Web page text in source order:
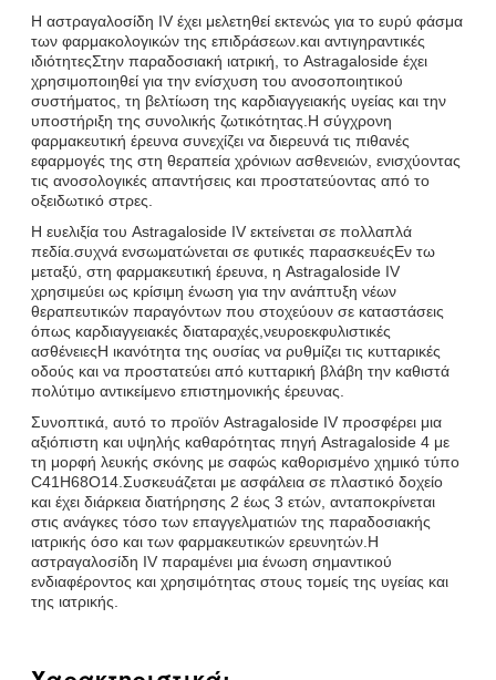
Η αστραγαλοσίδη IV έχει μελετηθεί εκτενώς για το ευρύ φάσμα
των φαρμακολογικών της επιδράσεων.και αντιγηραντικές
ιδιότητεςΣτην παραδοσιακή ιατρική, το Astragaloside έχει
χρησιμοποιηθεί για την ενίσχυση του ανοσοποιητικού
συστήματος, τη βελτίωση της καρδιαγγειακής υγείας και την
υποστήριξη της συνολικής ζωτικότητας.Η σύγχρονη
φαρμακευτική έρευνα συνεχίζει να διερευνά τις πιθανές
εφαρμογές της στη θεραπεία χρόνιων ασθενειών, ενισχύοντας
τις ανοσολογικές απαντήσεις και προστατεύοντας από το
οξειδωτικό στρες.
Η ευελιξία του Astragaloside IV εκτείνεται σε πολλαπλά
πεδία.συχνά ενσωματώνεται σε φυτικές παρασκευέςΕν τω
μεταξύ, στη φαρμακευτική έρευνα, η Astragaloside IV
χρησιμεύει ως κρίσιμη ένωση για την ανάπτυξη νέων
θεραπευτικών παραγόντων που στοχεύουν σε καταστάσεις
όπως καρδιαγγειακές διαταραχές,νευροεκφυλιστικές
ασθένειεςΗ ικανότητα της ουσίας να ρυθμίζει τις κυτταρικές
οδούς και να προστατεύει από κυτταρική βλάβη την καθιστά
πολύτιμο αντικείμενο επιστημονικής έρευνας.
Συνοπτικά, αυτό το προϊόν Astragaloside IV προσφέρει μια
αξιόπιστη και υψηλής καθαρότητας πηγή Astragaloside 4 με
τη μορφή λευκής σκόνης με σαφώς καθορισμένο χημικό τύπο
C41H68O14.Συσκευάζεται με ασφάλεια σε πλαστικό δοχείο
και έχει διάρκεια διατήρησης 2 έως 3 ετών, ανταποκρίνεται
στις ανάγκες τόσο των επαγγελματιών της παραδοσιακής
ιατρικής όσο και των φαρμακευτικών ερευνητών.Η
αστραγαλοσίδη IV παραμένει μια ένωση σημαντικού
ενδιαφέροντος και χρησιμότητας στους τομείς της υγείας και
της ιατρικής.